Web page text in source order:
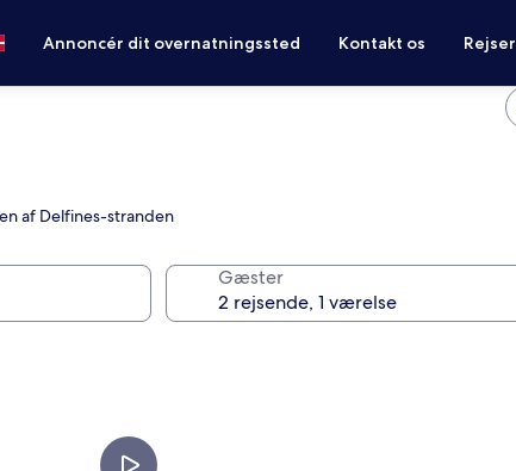
Annoncér dit overnatningssted Kontakt os Rejser
af Delfines-stranden
Gæster